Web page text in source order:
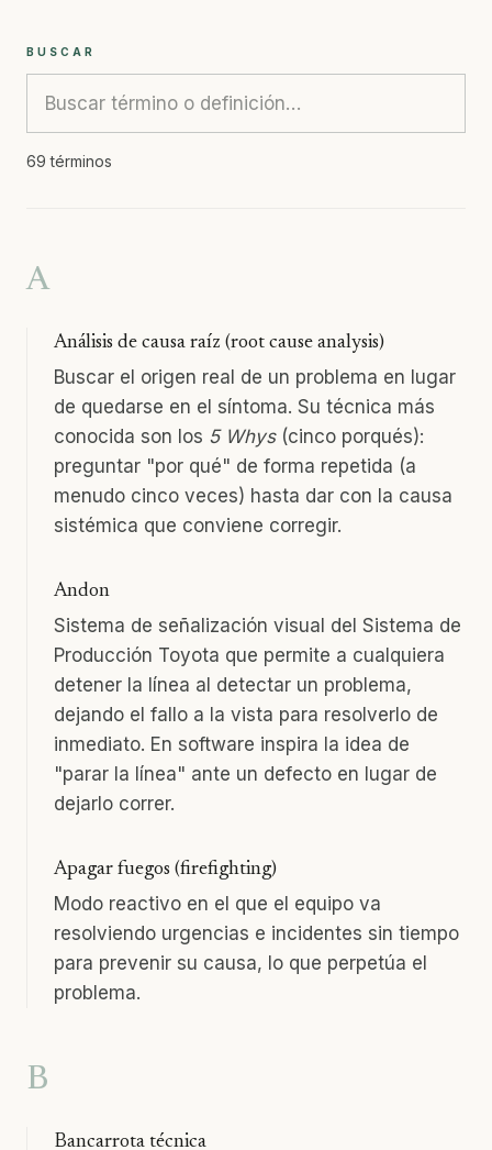
BUSCAR
69 términos
A
Análisis de causa raíz (root cause analysis)
Buscar el origen real de un problema en lugar
de quedarse en el síntoma. Su técnica más
conocida son los 5 Whys(cinco porqués):
preguntar "por qué" de forma repetida (a
menudo cinco veces) hasta dar con la causa
sistémica que conviene corregir.
Andon
Sistema de señalización visual del Sistema de
Producción Toyota que permite a cualquiera
detener la línea al detectar un problema,
dejando el fallo a la vista para resolverlo de
inmediato. En software inspira la idea de
"parar la línea" ante un defecto en lugar de
dejarlo correr.
Apagar fuegos (firefighting)
Modo reactivo en el que el equipo va
resolviendo urgencias e incidentes sin tiempo
para prevenir su causa, lo que perpetúa el
problema.
B
Bancarrota técnica